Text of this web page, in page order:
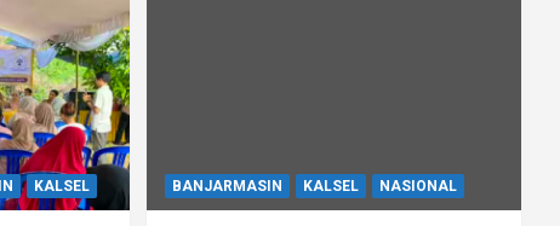
KALSEL BANJARMASIN KALSEL NASIONAL